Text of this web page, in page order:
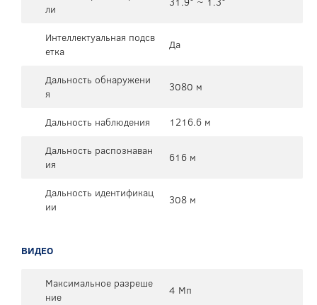
ли
Интеллектуальная подсв
етка
Да
Дальность обнаружени
я
3080 м
Дальность наблюдения
1216.6 м
Дальность распознаван
ия
616 м
Дальность идентификац
ии
308 м
ВИДЕО
Максимальное разреше
ние
4 Мп